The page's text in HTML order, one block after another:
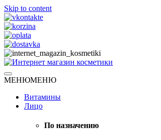
Skip to content
Интернет магазин косметики
Натуральная косметика
МЕНЮМЕНЮ
Витамины
Лицо
По назначению